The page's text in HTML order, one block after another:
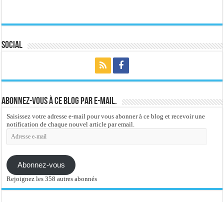
Social
Abonnez-vous à ce blog par e-mail.
Saisissez votre adresse e-mail pour vous abonner à ce blog et recevoir une
notification de chaque nouvel article par email.
Adresse
e-
Abonnez-vous
Rejoignez les 358 autres abonnés